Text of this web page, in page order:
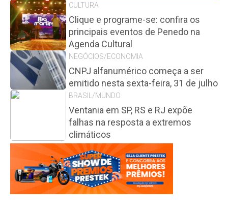
CULTURA
Clique e programe-se: confira os
principais eventos de Penedo na
Agenda Cultural
NEGÓCIOS/ECONOMIA
CNPJ alfanumérico começa a ser
emitido nesta sexta-feira, 31 de julho
BRASIL/MUNDO
Ventania em SP, RS e RJ expõe
falhas na resposta a extremos
climáticos